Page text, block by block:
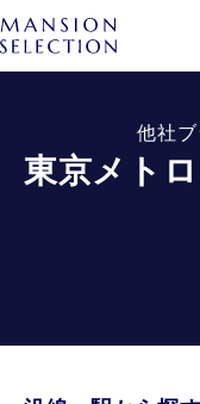
他社
東京メト